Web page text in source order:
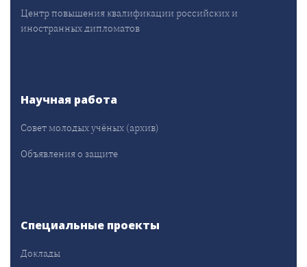
Центр повышения квалификации российских и
иностранных дипломатов
Научная работа
Совет молодых учёных (архив)
Объявления о защите
Специальные проекты
Доклады